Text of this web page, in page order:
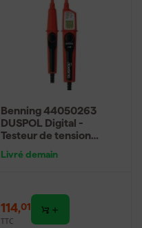
Benning 44050263
DUSPOL Digital -
Testeur de tension
DC 1200V
Livré demain
114,01
TTC